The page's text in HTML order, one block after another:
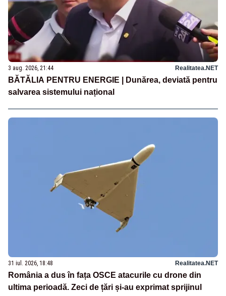
3 aug. 2026, 21:44 Realitatea.NET
BĂTĂLIA PENTRU ENERGIE | Dunărea, deviată pentru
salvarea sistemului național
31 iul. 2026, 18:48 Realitatea.NET
România a dus în fața OSCE atacurile cu drone din
ultima perioadă. Zeci de țări și-au exprimat sprijinul